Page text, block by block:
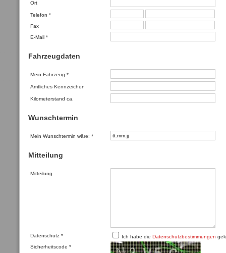
Ort
Telefon *
Fax
E-Mail *
Fahrzeugdaten
Mein Fahrzeug *
Amtliches Kennzeichen
Kilometerstand ca.
Wunschtermin
Mein Wunschtermin wäre: *
Mitteilung
Mitteilung
Datenschutz * Ich habe die Datenschutzbestimmungen
Sicherheitscode *